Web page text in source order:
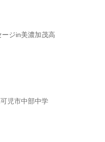
ジin美濃加茂高
児市中部中学